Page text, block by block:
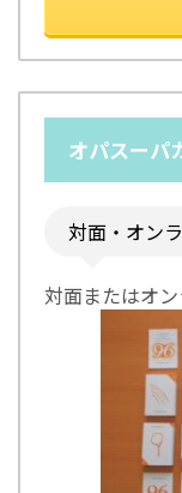
オパスーパ
対面・オン
対面またはオ